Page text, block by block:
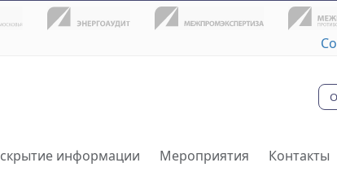
информации Мероприятия Контакты